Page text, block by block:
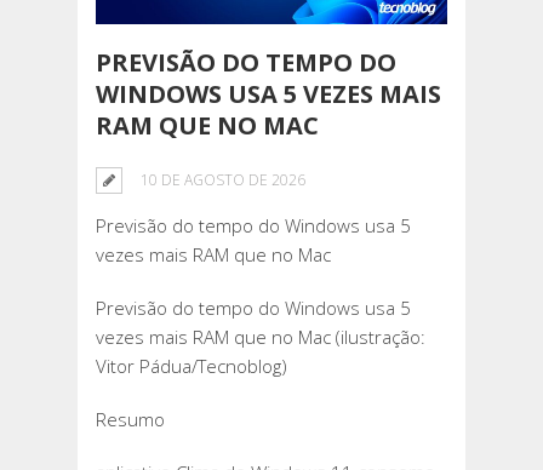
PREVISÃO DO TEMPO DO
WINDOWS USA 5 VEZES MAIS
RAM QUE NO MAC
10 DE AGOSTO DE 2026
Previsão do tempo do Windows usa 5
vezes mais RAM que no Mac
Previsão do tempo do Windows usa 5
vezes mais RAM que no Mac (ilustração:
Vitor Pádua/Tecnoblog)
Resumo